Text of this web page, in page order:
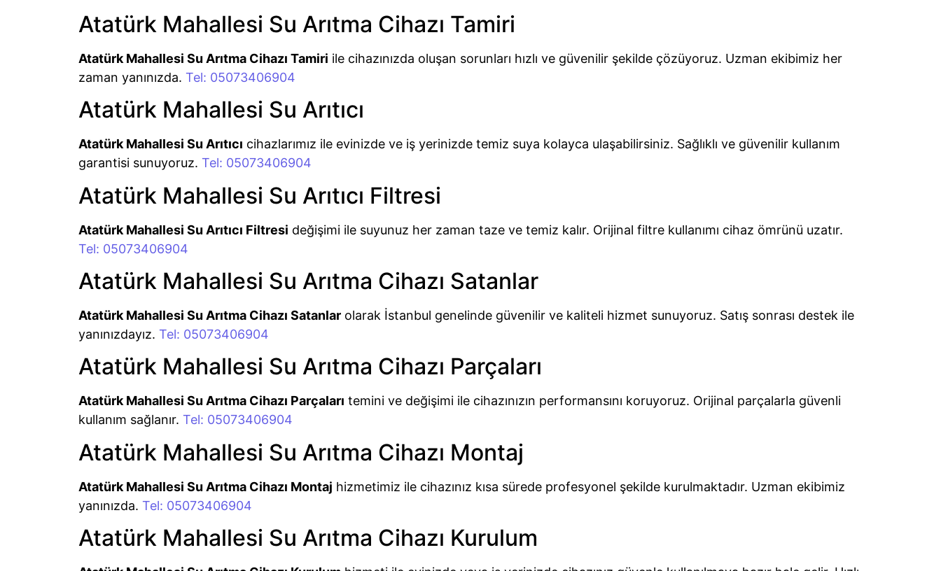
Atatürk Mahallesi Su Arıtma Cihazı Tamiri
Atatürk Mahallesi Su Arıtma Cihazı Tamiri ile cihazınızda oluşan sorunları hızlı ve güvenilir şekilde çözüyoruz. Uzman ekibimiz her
zaman yanınızda. Tel: 05073406904
Atatürk Mahallesi Su Arıtıcı
Atatürk Mahallesi Su Arıtıcı cihazlarımız ile evinizde ve iş yerinizde temiz suya kolayca ulaşabilirsiniz. Sağlıklı ve güvenilir kullanım
garantisi sunuyoruz. Tel: 05073406904
Atatürk Mahallesi Su Arıtıcı Filtresi
Atatürk Mahallesi Su Arıtıcı Filtresi değişimi ile suyunuz her zaman taze ve temiz kalır. Orijinal filtre kullanımı cihaz ömrünü uzatır.
Tel: 05073406904
Atatürk Mahallesi Su Arıtma Cihazı Satanlar
Atatürk Mahallesi Su Arıtma Cihazı Satanlar olarak İstanbul genelinde güvenilir ve kaliteli hizmet sunuyoruz. Satış sonrası destek ile
yanınızdayız. Tel: 05073406904
Atatürk Mahallesi Su Arıtma Cihazı Parçaları
Atatürk Mahallesi Su Arıtma Cihazı Parçaları temini ve değişimi ile cihazınızın performansını koruyoruz. Orijinal parçalarla güvenli
kullanım sağlanır. Tel: 05073406904
Atatürk Mahallesi Su Arıtma Cihazı Montaj
Atatürk Mahallesi Su Arıtma Cihazı Montaj hizmetimiz ile cihazınız kısa sürede profesyonel şekilde kurulmaktadır. Uzman ekibimiz
yanınızda. Tel: 05073406904
Atatürk Mahallesi Su Arıtma Cihazı Kurulum